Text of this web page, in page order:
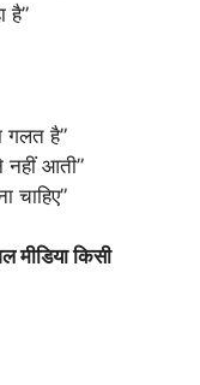
है”
गलत है”
नहीं आती”
चाहिए”
मीडियाकिसी